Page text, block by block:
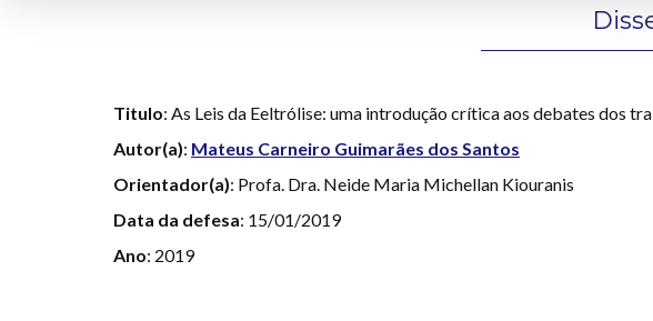
Titulo: As Leis da Eeltrólise: uma introdução crítica aos debates dos
Autor(a): Mateus Carneiro Guimarães dos Santos
Orientador(a): Profa. Dra. Neide Maria Michellan Kiouranis
Data da defesa: 15/01/2019
Ano: 2019